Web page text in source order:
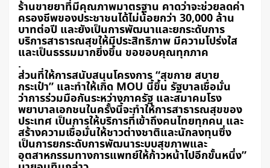
ร้านขายยาที่มีคุณภาพมาตรฐาน คาดว่าจะช่วยลดค่า
ครองชีพของประชาชนได้ไม่น้อยกว่า 30,000 ล้าน
บาทต่อปี และยังเป็นการพัฒนาและยกระดับการ
บริการสาธารณสุขให้มีประสิทธิภาพ มีความโปร่งใส
และเป็นธรรมมากยิ่งขึ้น ขอขอบคุณทุกภาค
.
ส่วนที่ให้การสนับสนุนโครงการ “สุขกาย สบาย
กระเป๋า” และทำให้เกิด MOU นี้ขึ้น รัฐบาลเชื่อมั่น
ว่าการร่วมมือกันระหว่างภาครัฐ และสมาคมโรง
พยาบาลเอกชนในครั้งนี้จะทำให้การสาธารณสุขของ
ประเทศ เป็นการให้บริการที่เข้าถึงคนไทยทุกคน และ
สร้างความเชื่อมั่นให้ชาวต่างชาติและนักลงทุนซึ่ง
เป็นการยกระดับการพัฒนาระบบสุขภาพและ
อุตสาหกรรมทางการแพทย์ให้ก้าวหน้าไปอีกขั้นหนึ่ง”